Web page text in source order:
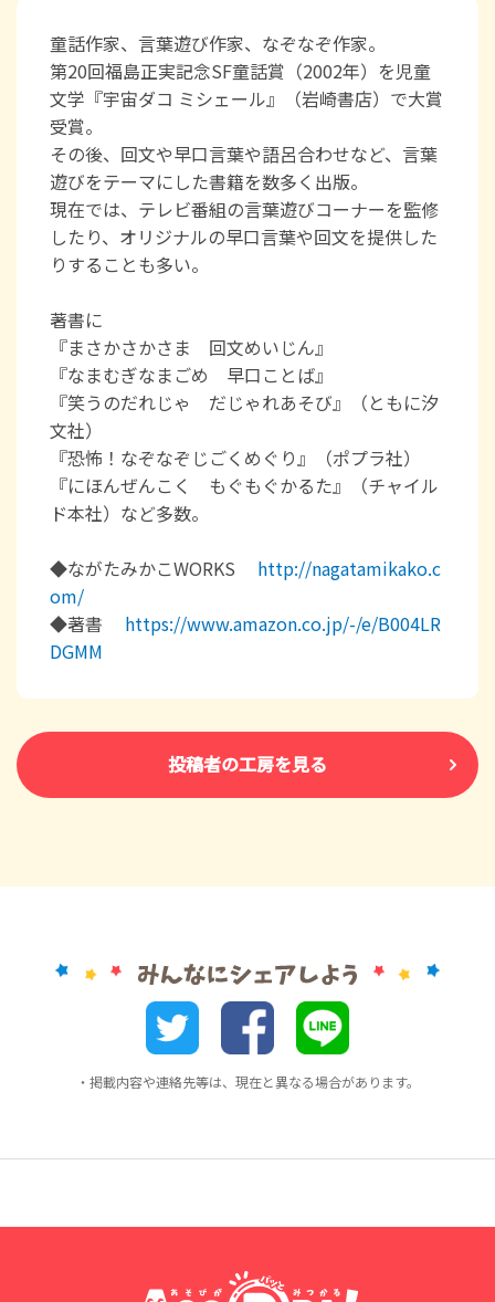
童話作家、言葉遊び作家、なぞなぞ作家。
第20回福島正実記念SF童話賞（2002年）を児童
文学『宇宙ダコ ミシェール』（岩崎書店）で大賞
受賞。
その後、回文や早口言葉や語呂合わせなど、言葉
遊びをテーマにした書籍を数多く出版。
現在では、テレビ番組の言葉遊びコーナーを監修
したり、オリジナルの早口言葉や回文を提供した
りすることも多い。
著書に
『まさかさかさま 回文めいじん』
『なまむぎなまごめ 早口ことば』
『笑うのだれじゃ だじゃれあそび』（ともに汐
文社）
『恐怖！なぞなぞじごくめぐり』（ポプラ社）
『にほんぜんこく もぐもぐかるた』（チャイル
ド本社）など多数。
◆ながたみかこWORKS http://nagatamikako.c
om/
◆著書 https://www.amazon.co.jp/-/e/B004LR
DGMM
投稿者の工房を見る
・掲載内容や連絡先等は、現在と異なる場合があります。